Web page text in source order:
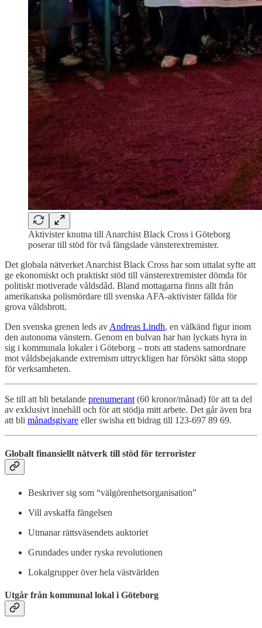
Aktivister knutna till Anarchist Black Cross i Göteborg
poserar till stöd för två fängslade vänsterextremister.
Det globala nätverket Anarchist Black Cross har som uttalat syfte att
ge ekonomiskt och praktiskt stöd till vänsterextremister dömda för
politiskt motiverade våldsdåd. Bland mottagarna finns allt från
amerikanska polismördare till svenska AFA-aktivister fällda för
grova våldsbrott.
Den svenska grenen leds av Andreas Lindh, en välkänd figur inom
den autonoma vänstern. Genom en bulvan har han lyckats hyra in
sig i kommunala lokaler i Göteborg – trots att stadens samordnare
mot våldsbejakande extremism uttryckligen har försökt sätta stopp
för verksamheten.
Se till att bli betalande prenumerant (60 kronor/månad) för att ta del
av exklusivt innehåll och för att stödja mitt arbete. Det går även bra
att bli månadsgivare eller swisha ett bidrag till 123-697 89 69.
Globalt finansiellt nätverk till stöd för terrorister
Beskriver sig som “välgörenhetsorganisation”
Vill avskaffa fängelsen
Utmanar rättsväsendets auktoriet
Grundades under ryska revolutionen
Lokalgrupper över hela västvärlden
Utgår från kommunal lokal i Göteborg